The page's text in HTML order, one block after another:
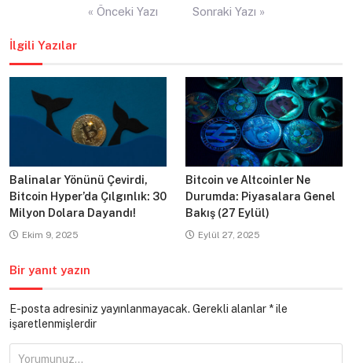
« Önceki Yazı Sonraki Yazı »
İlgili Yazılar
Balinalar Yönünü Çevirdi,
Bitcoin Hyper’da Çılgınlık: 30
Milyon Dolara Dayandı!
Ekim 9, 2025
Bitcoin ve Altcoinler Ne
Durumda: Piyasalara Genel
Bakış (27 Eylül)
Eylül 27, 2025
Bir yanıt yazın
E-posta adresiniz yayınlanmayacak. Gerekli alanlar *ile
işaretlenmişlerdir